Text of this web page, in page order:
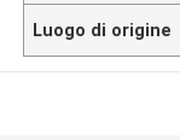
Luogo di origine